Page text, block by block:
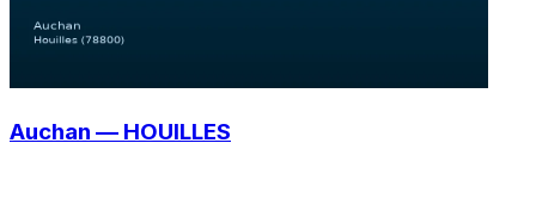
Auchan — HOUILLES